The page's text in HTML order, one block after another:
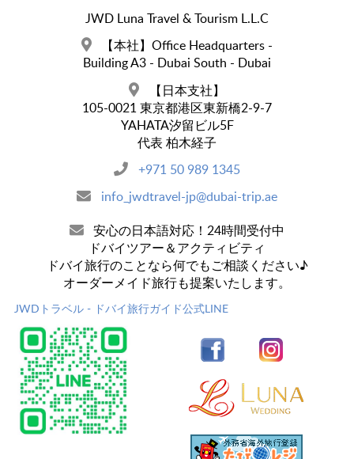
JWD Luna Travel & Tourism L.L.C
【本社】Office Headquarters -
Building A3 - Dubai South - Dubai
【日本支社】
105-0021 東京都港区東新橋2-9-7
YAHATA汐留ビル5F
代表 柏木経子
+971 50 989 1345
info_jwdtravel-jp@dubai-trip.ae
安心の日本語対応！24時間受付中
ドバイツアー＆アクティビティ
ドバイ旅行のことなら何でもご相談ください♪
オーダーメイド旅行も提案いたします。
JWDトラベル - ドバイ旅行ガイド公式LINE